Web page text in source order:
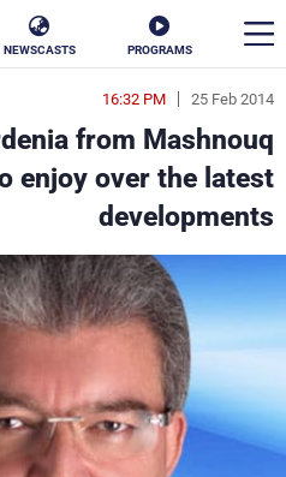
PROGRAMS
NEWSCASTS
25 Feb 2014
16:32 PM
from Mashnouq
enjoy over the latest
developments
en
الأخبار
سياسة
كأس العالم